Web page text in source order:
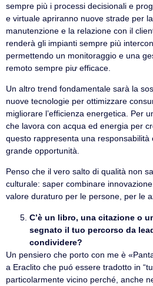
sempre più i processi decisionali e
e virtuale apriranno nuove strade per
manutenzione e la relazione con il
renderà gli impianti sempre più
permettendo un monitoraggio e una
remoto sempre piư efficace.
Un altro trend fondamentale sarà la
nuove tecnologie per ottimizzare
migliorare l’efficienza energetica. Per
che lavora con acqua ed energia per
questo rappresenta una responsabilità
grande opportunità.
Penso che il vero salto di qualità non
culturale: saper combinare
valore duraturo per le persone, per le
C’è un libro, una citazione o
segnato il tuo percorso da
condividere?
Un pensiero che porto con me è
a Eraclito che puó essere tradotto in
particolarmente vicino perché, anche